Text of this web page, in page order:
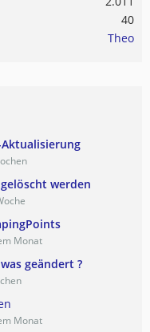
40
Theo
werden
Monat
geändert ?
Monat